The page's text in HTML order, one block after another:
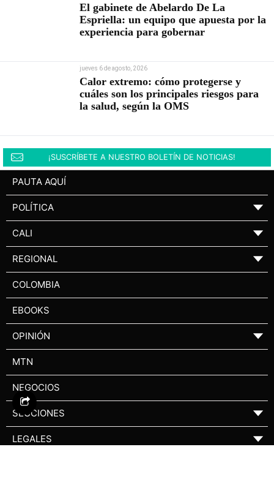
El gabinete de Abelardo De La
Espriella: un equipo que apuesta por la
experiencia para gobernar
jueves 6 de agosto, 2026
Calor extremo: cómo protegerse y
cuáles son los principales riesgos para
la salud, según la OMS
¡SUSCRÍBETE A NUESTRO BOLETÍN DE NOTICIAS!
PAUTA AQUÍ
POLÍTICA ▼
CALI ▼
REGIONAL ▼
COLOMBIA
EBOOKS
OPINIÓN ▼
MTN
NEGOCIOS
SECCIONES ▼
LEGALES ▼